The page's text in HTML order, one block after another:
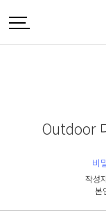
Outdoor
비
작성
본